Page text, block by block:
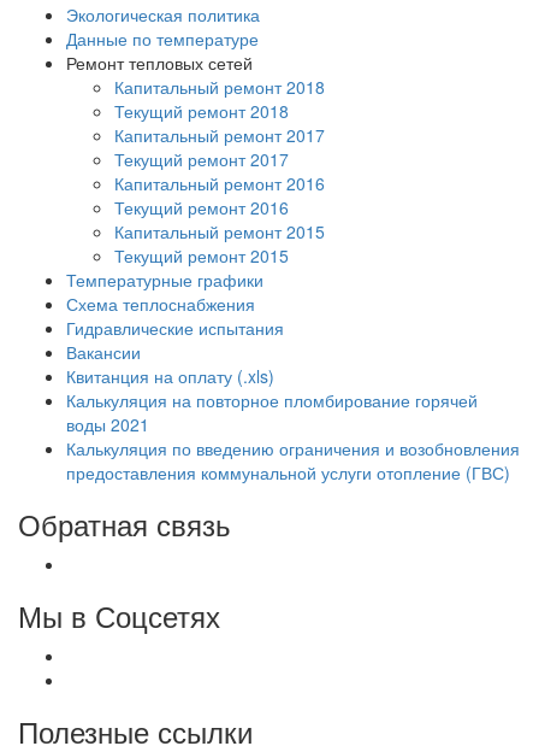
Экологическая политика
Данные по температуре
Ремонт тепловых сетей
Капитальный ремонт 2018
Текущий ремонт 2018
Капитальный ремонт 2017
Текущий ремонт 2017
Капитальный ремонт 2016
Текущий ремонт 2016
Капитальный ремонт 2015
Текущий ремонт 2015
Температурные графики
Схема теплоснабжения
Гидравлические испытания
Вакансии
Квитанция на оплату (.xls)
Калькуляция на повторное пломбирование горячей
воды 2021
Калькуляция по введению ограничения и возобновления
предоставления коммунальной услуги отопление (ГВС)
Обратная связь
Мы в Соцсетях
Полезные ссылки